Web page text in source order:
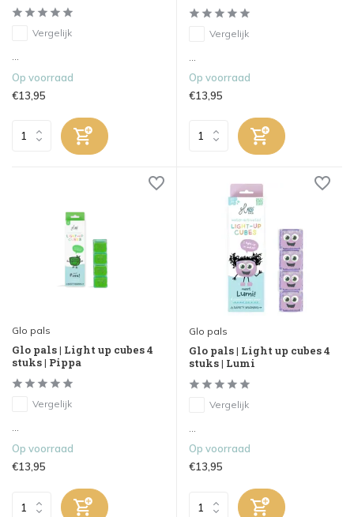
Vergelijk
Op voorraad
€13,95
Vergelijk
Op voorraad
€13,95
Glo pals
Glo pals | Light up cubes 4
stuks | Pippa
Vergelijk
...
Op voorraad
€13,95
Glo pals
Glo pals | Light up cubes 4
stuks | Lumi
Vergelijk
...
Op voorraad
€13,95